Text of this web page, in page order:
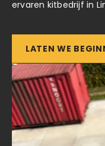
ervaren kitbedrijf in
LATEN WE